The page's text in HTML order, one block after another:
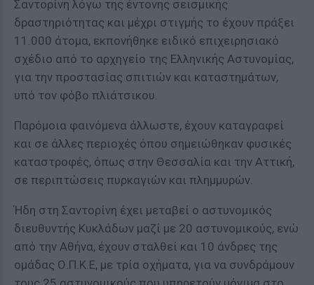
Σαντορίνη λόγω της έντονης σεισμικής
δραστηριότητας και μέχρι στιγμής το έχουν πράξει
11.000 άτομα, εκπονήθηκε ειδικό επιχειρησιακό
σχέδιο από το αρχηγείο της Ελληνικής Αστυνομίας,
για την προστασίας σπιτιών και καταστημάτων,
υπό τον φόβο πλιάτσικου.
Παρόμοια φαινόμενα άλλωστε, έχουν καταγραφεί
και σε άλλες περιοχές όπου σημειώθηκαν φυσικές
καταστροφές, όπως στην Θεσσαλία και την Αττική,
σε περιπτώσεις πυρκαγιών και πλημμυρών.
Ήδη στη Σαντορίνη έχει μεταβεί ο αστυνομικός
διευθυντής Κυκλάδων μαζί με 20 αστυνομικούς, ενώ
από την Αθήνα, έχουν σταλθεί και 10 άνδρες της
ομάδας Ο.Π.Κ.Ε, με τρία οχήματα, για να συνδράμουν